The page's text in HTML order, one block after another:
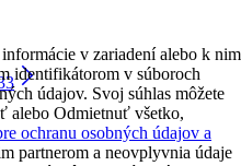
v zariadení alebo k nim
identifikátorom v súboroch
údajov. Svoj súhlas môžete
alebo Odmietnuť všetko,
ochranu osobných údajov a
partnerom a neovplyvnia údaje